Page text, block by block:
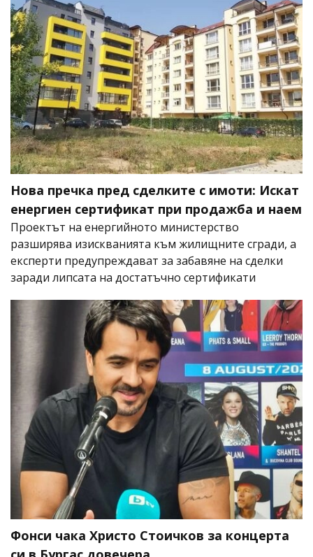
Нова пречка пред сделките с имоти: Искат
енергиен сертификат при продажба и наем
Проектът на енергийното министерство
разширява изискванията към жилищните сгради, а
експерти предупреждават за забавяне на сделки
заради липсата на достатъчно сертификати
Фонси чака Христо Стоичков за концерта